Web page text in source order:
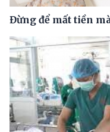
Đừng để mất tiền